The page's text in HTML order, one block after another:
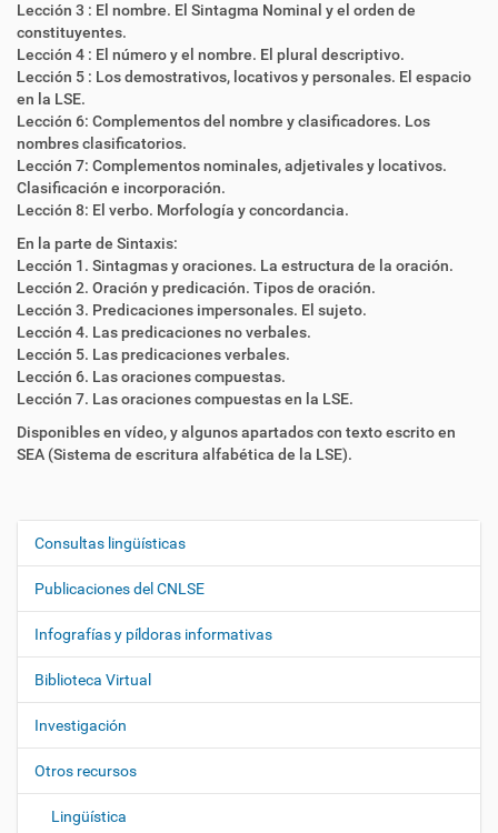
Lección 3 : El nombre. El Sintagma Nominal y el orden de
constituyentes.
Lección 4 : El número y el nombre. El plural descriptivo.
Lección 5 : Los demostrativos, locativos y personales. El espacio
en la LSE.
Lección 6: Complementos del nombre y clasificadores. Los
nombres clasificatorios.
Lección 7: Complementos nominales, adjetivales y locativos.
Clasificación e incorporación.
Lección 8: El verbo. Morfología y concordancia.
En la parte de Sintaxis:
Lección 1. Sintagmas y oraciones. La estructura de la oración.
Lección 2. Oración y predicación. Tipos de oración.
Lección 3. Predicaciones impersonales. El sujeto.
Lección 4. Las predicaciones no verbales.
Lección 5. Las predicaciones verbales.
Lección 6. Las oraciones compuestas.
Lección 7. Las oraciones compuestas en la LSE.
Disponibles en vídeo, y algunos apartados con texto escrito en
SEA (Sistema de escritura alfabética de la LSE).
N
e
g
a
c
i
ó
n
Consultas lingüísticas
Publicaciones del CNLSE
Infografías y píldoras informativas
Biblioteca Virtual
Investigación
Otros recursos
Lingüística